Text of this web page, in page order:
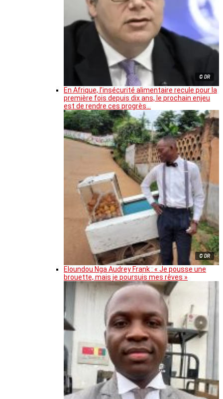
© DR
En Afrique, l’insécurité alimentaire recule pour la
première fois depuis dix ans, le prochain enjeu
est de rendre ces progrès…
© DR
Eloundou Nga Audrey Frank : « Je pousse une
brouette, mais je poursuis mes rêves »